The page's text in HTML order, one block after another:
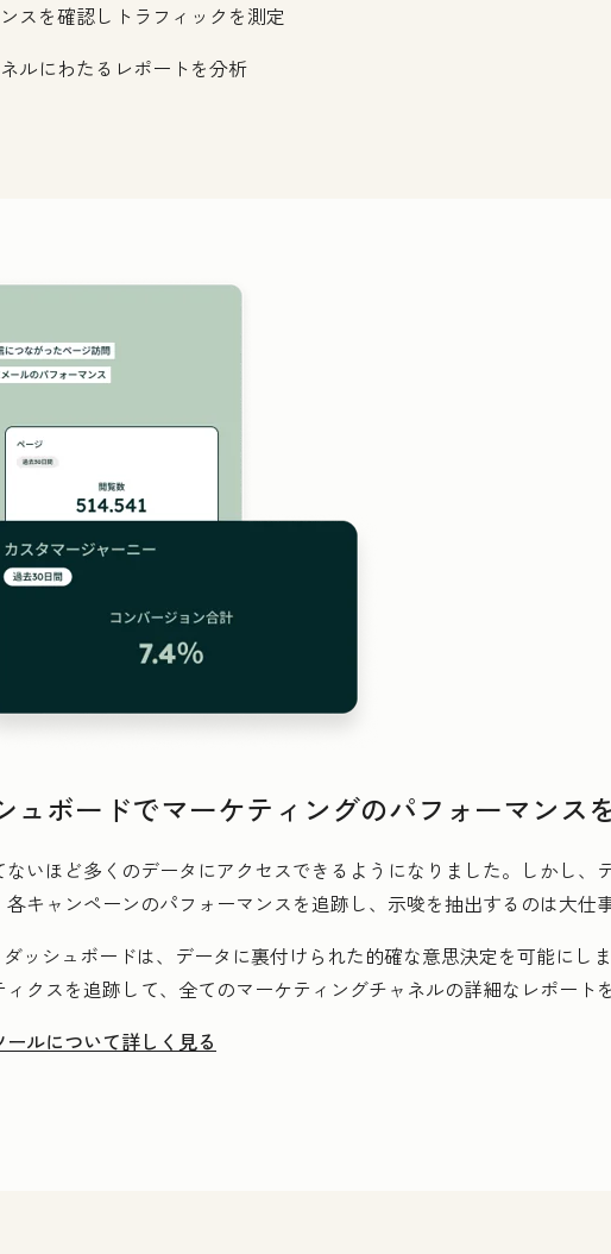
スを確認しトラフィックを測定
ルにわたるレポートを分析
ュボードでマーケティングのパフォーマンス
いほど多くのデータにアクセスできるようになりました。しかし、
キャンペーンのパフォーマンスを追跡し、示唆を抽出するのは大仕
ッシュボードは、データに裏付けられた的確な意思決定を可能にし
クスを追跡して、全てのマーケティングチャネルの詳細なレポート
ルについて詳しく見る